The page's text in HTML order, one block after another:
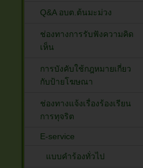
Q&A อบต.ต้นมะม่วง
ช่องทางการรับฟังความคิด
เห็น
การบังคับใช้กฎหมายเกี่ยว
กับป้ายโฆษณา
ช่องทางแจ้งเรื่องร้องเรียน
การทุจริต
E-service
แบบคำร้องทั่วไป